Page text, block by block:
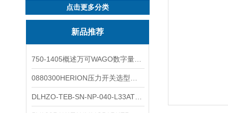
点击更多分类
新品推荐